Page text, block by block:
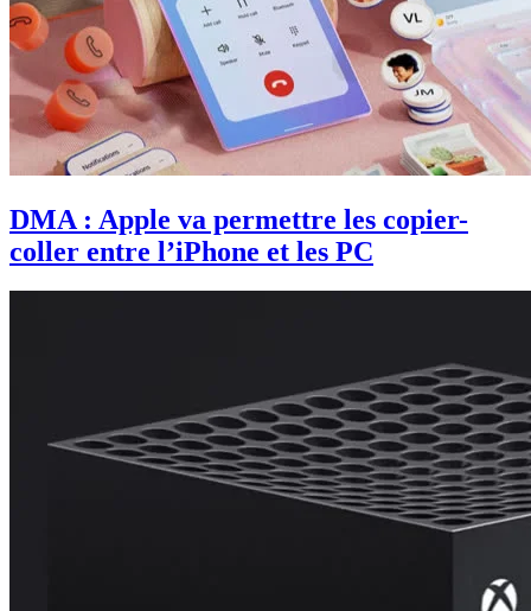
DMA : Apple va permettre les copier-
coller entre l’iPhone et les PC